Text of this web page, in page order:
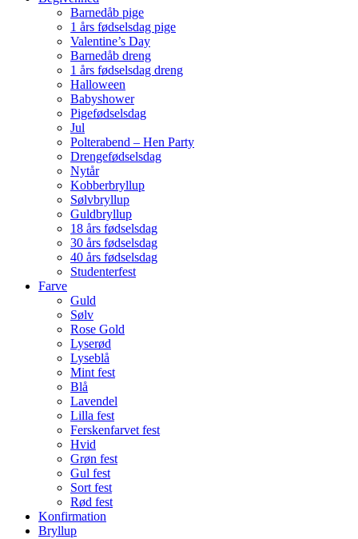
Barnedåb pige
1 års fødselsdag pige
Valentine’s Day
Barnedåb dreng
1 års fødselsdag dreng
Halloween
Babyshower
Pigefødselsdag
Jul
Polterabend – Hen Party
Drengefødselsdag
Nytår
Kobberbryllup
Sølvbryllup
Guldbryllup
18 års fødselsdag
30 års fødselsdag
40 års fødselsdag
Studenterfest
Farve
Guld
Sølv
Rose Gold
Lyserød
Lyseblå
Mint fest
Blå
Lavendel
Lilla fest
Ferskenfarvet fest
Hvid
Grøn fest
Gul fest
Sort fest
Rød fest
Konfirmation
Bryllup